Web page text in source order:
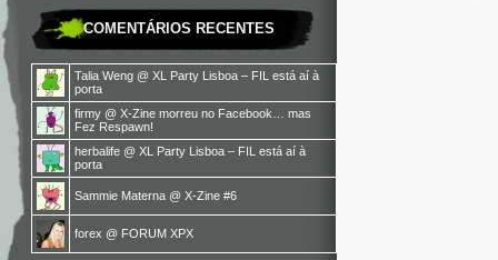
COMENTÁRIOS RECENTES
Talia Weng @ XL Party Lisboa – FIL está aí à
porta
firmy @ X-Zine morreu no Facebook… mas
Fez Respawn!
herbalife @ XL Party Lisboa – FIL está aí à
porta
Sammie Materna @ X-Zine #6
forex @ FORUM XPX